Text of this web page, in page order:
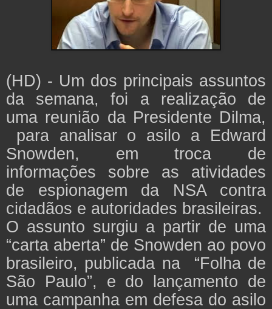
(HD) - Um dos principais assuntos
da semana, foi a realização de
uma reunião da Presidente Dilma,
para analisar o asilo a Edward
Snowden, em troca de
informações sobre as atividades
de espionagem da NSA contra
cidadãos e autoridades brasileiras.
O assunto surgiu a partir de uma
“carta aberta” de Snowden ao povo
brasileiro, publicada na “Folha de
São Paulo”, e do lançamento de
uma campanha em defesa do asilo